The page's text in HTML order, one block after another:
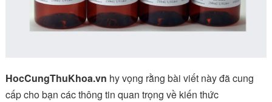
HocCungThuKhoa.vn hy vọng rằng bài viết này đã cung
cấp cho bạn các thông tin quan trọng về kiến thức